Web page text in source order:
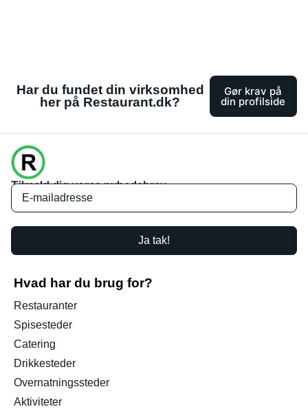
Har du fundet din virksomhed
her på Restaurant.dk?
Gør krav på
din profilside
Tilmeld dig vores nyhedsbrev
Ja tak!
Hvad har du brug for?
Restauranter
Spisesteder
Catering
Drikkesteder
Overnatningssteder
Aktiviteter